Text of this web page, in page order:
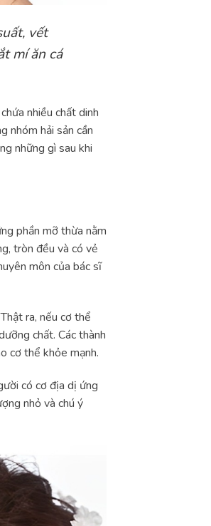
vết
mí ăn cá
nhiều chất dinh
nhóm hải sản cần
những gì sau khi
phần mỡ thừa nằm
tròn đều và có vẻ
môn của bác sĩ
ra, nếu cơ thể
chất. Các thành
cơ thể khỏe mạnh.
có cơ địa dị ứng
nhỏ và chú ý